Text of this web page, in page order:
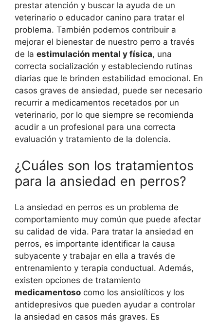
prestar atención y buscar la ayuda de un
veterinario o educador canino para tratar el
problema. También podemos contribuir a
mejorar el bienestar de nuestro perro a través
de la estimulación mental y física, una
correcta socialización y estableciendo rutinas
diarias que le brinden estabilidad emocional. En
casos graves de ansiedad, puede ser necesario
recurrir a medicamentos recetados por un
veterinario, por lo que siempre se recomienda
acudir a un profesional para una correcta
evaluación y tratamiento de la dolencia.
¿Cuáles son los tratamientos
para la ansiedad en perros?
La ansiedad en perros es un problema de
comportamiento muy común que puede afectar
su calidad de vida. Para tratar la ansiedad en
perros, es importante identificar la causa
subyacente y trabajar en ella a través de
entrenamiento y terapia conductual. Además,
existen opciones de tratamiento
medicamentoso como los ansiolíticos y los
antidepresivos que pueden ayudar a controlar
la ansiedad en casos más graves. Es